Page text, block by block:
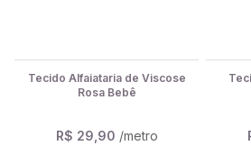
Tecido Alfaiataria de Viscose
Rosa Bebê
R$ 29,90 /metro